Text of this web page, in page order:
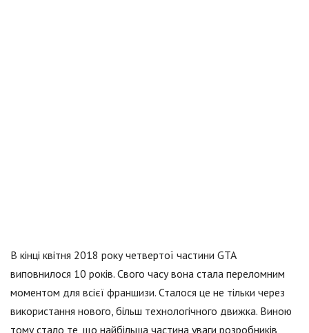
В кінці квітня 2018 року четвертої частини GTA
виповнилося 10 років. Свого часу вона стала переломним
моментом для всієї франшизи. Сталося це не тільки через
використання нового, більш технологічного движка. Виною
тому стало те, що найбільша частина уваги розробників